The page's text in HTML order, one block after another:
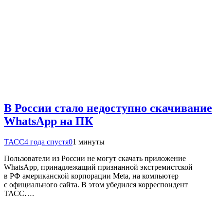
В России стало недоступно скачивание
WhatsApp на ПК
ТАСС4 года спустя01 минуты
Пользователи из России не могут скачать приложение
WhatsApp, принадлежащий признанной экстремистской
в РФ американской корпорации Meta, на компьютер
с официального сайта. В этом убедился корреспондент
ТАСС….